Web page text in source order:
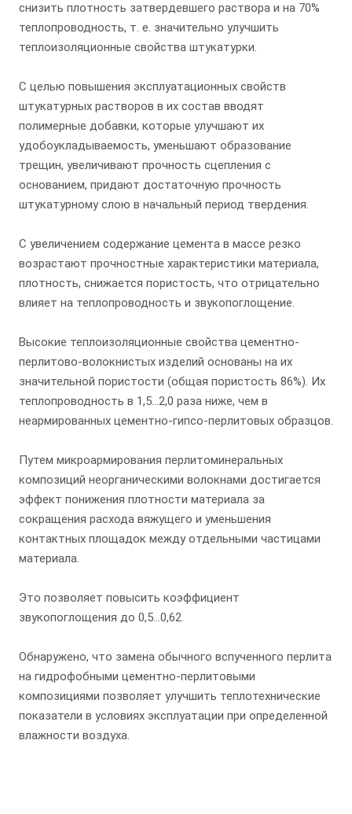
снизить плотность затвердевшего раствора и на 70%
теплопроводность, т. е. значительно улучшить
теплоизоляционные свойства штукатурки.
С целью повышения эксплуатационных свойств
штукатурных растворов в их состав вводят
полимерные добавки, которые улучшают их
удобоукладываемость, уменьшают образование
трещин, увеличивают прочность сцепления с
основанием, придают достаточную прочность
штукатурному слою в начальный период твердения.
С увеличением содержание цемента в массе резко
возрастают прочностные характеристики материала,
плотность, снижается пористость, что отрицательно
влияет на теплопроводность и звукопоглощение.
Высокие теплоизоляционные свойства цементно-
перлитово-волокнистых изделий основаны на их
значительной пористости (общая пористость 86%). Их
теплопроводность в 1,5…2,0 раза ниже, чем в
неармированных цементно-гипсо-перлитовых образцов.
Путем микроармирования перлитоминеральных
композиций неорганическими волокнами достигается
эффект понижения плотности материала за
сокращения расхода вяжущего и уменьшения
контактных площадок между отдельными частицами
материала.
Это позволяет повысить коэффициент
звукопоглощения до 0,5…0,62.
Обнаружено, что замена обычного вспученного перлита
на гидрофобными цементно-перлитовыми
композициями позволяет улучшить теплотехнические
показатели в условиях эксплуатации при определенной
влажности воздуха.